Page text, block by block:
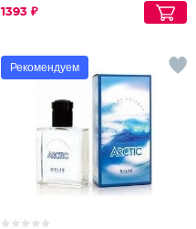
1393 ₽
Рекомендуем